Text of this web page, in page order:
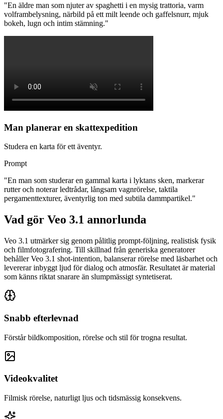
"En äldre man som njuter av spaghetti i en mysig trattoria, varm
volframbelysning, närbild på ett milt leende och gaffelsnurr, mjuk
bokeh, lugn och intim stämning."
Man planerar en skattexpedition
Studera en karta för ett äventyr.
Prompt
"En man som studerar en gammal karta i lyktans sken, markerar
rutter och noterar ledtrådar, långsam vagnrörelse, taktila
pergamenttexturer, äventyrlig ton med subtila dammpartikel."
Vad gör Veo 3.1 annorlunda
Veo 3.1 utmärker sig genom pålitlig prompt-följning, realistisk fysik
och filmfotografering. Till skillnad från generiska generatorer
behåller Veo 3.1 shot-intention, balanserar rörelse med läsbarhet och
levererar inbyggt ljud för dialog och atmosfär. Resultatet är material
som känns riktat snarare än slumpmässigt syntetiserat.
Snabb efterlevnad
Förstår bildkomposition, rörelse och stil för trogna resultat.
Videokvalitet
Filmisk rörelse, naturligt ljus och tidsmässig konsekvens.